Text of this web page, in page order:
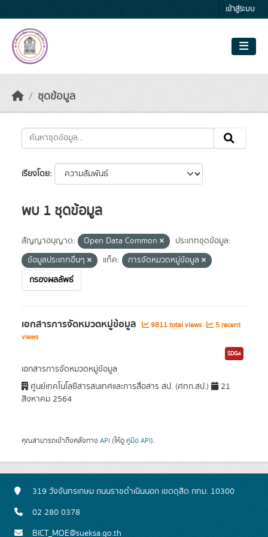
เข้าสู่ระบบ
ชุดข้อมูล
เรียงโดย
พบ 1 ชุดข้อมูล
สัญญาอนุญาต: Open Data Common
ประเภทชุดข้อมูล:
ข้อมูลประเภทอื่นๆ
แท็ค:
การจัดหมวดหมู่ข้อมูล
กรองผลลัพธ์
เอกสารการจัดหมวดหมู่ข้อมูล 9811 total views
5 recent
views
SDG4
เอกสารการจัดหมวดหมู่ข้อมูล
ศูนย์เทคโนโลยีสารสนเทศและการสื่อสาร สป. (ศทก.สป.)
21
สิงหาคม 2564
คุณสามารถเข้าถึงคลังทาง API (ให้ดู คู่มือ API).
319 วังจันทรเกษม ถนนราชดำเนินนอก เขตดุสิต กทม. 10300
02 280 0378
BICT_MOE@sueksa.go.th